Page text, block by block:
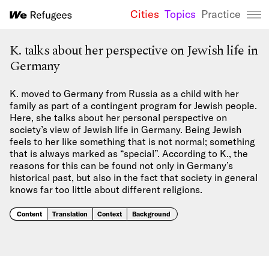
We
Cities Topics Practice
K. talks about her perspective on Jewish life in
Germany
K. moved to Germany from Russia as a child with her
family as part of a contingent program for Jewish people.
Here, she talks about her personal perspective on
society’s view of Jewish life in Germany. Being Jewish
feels to her like something that is not normal; something
that is always marked as “special”. According to K., the
reasons for this can be found not only in Germany’s
historical past, but also in the fact that society in general
knows far too little about different religions.
Content Translation Context Background